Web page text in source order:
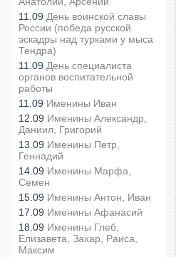
11.09 День воинской славы
России (победа русской
эскадры над турками у мыса
Тендра)
11.09 День специалиста
органов воспитательной
работы
11.09 Именины Иван
12.09 Именины Александр,
Даниил, Григорий
13.09 Именины Петр,
Геннадий
14.09 Именины Марфа,
Семен
15.09 Именины Антон, Иван
17.09 Именины Афанасий
18.09 Именины Глеб,
Елизавета, Захар, Раиса,
Максим